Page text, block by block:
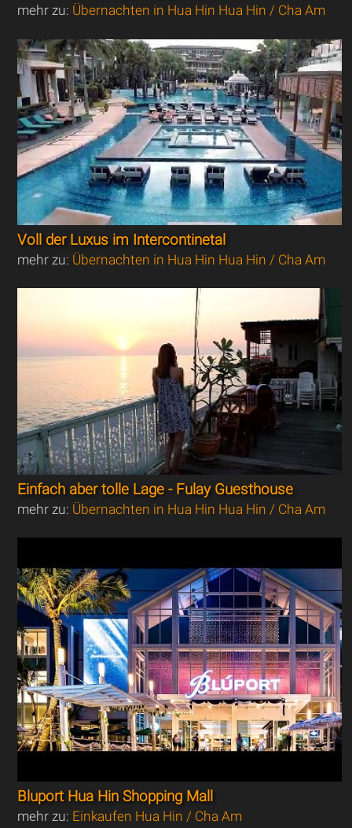
mehr zu: Übernachten in Hua Hin Hua Hin / Cha Am
Voll der Luxus im Intercontinetal
mehr zu: Übernachten in Hua Hin Hua Hin / Cha Am
Einfach aber tolle Lage - Fulay Guesthouse
mehr zu: Übernachten in Hua Hin Hua Hin / Cha Am
Bluport Hua Hin Shopping Mall
mehr zu: Einkaufen Hua Hin / Cha Am